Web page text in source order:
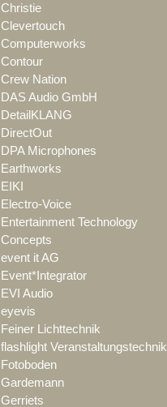
Christie
Clevertouch
Computerworks
Contour
Crew Nation
DAS Audio GmbH
DetailKLANG
DirectOut
DPA Microphones
Earthworks
EIKI
Electro-Voice
Entertainment Technology
Concepts
event it AG
Event*Integrator
EVI Audio
eyevis
Feiner Lichttechnik
flashlight Veranstaltungstechnik
Fotoboden
Gardemann
Gerriets